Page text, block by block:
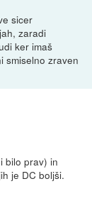
sicer
zaradi
ker imaš
smiselno zraven
bilo prav) in
je DC boljši.